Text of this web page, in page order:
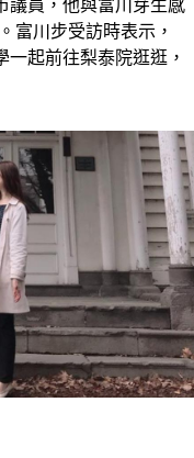
議員，他與富川芽生感
富川步受訪時表示，
起前往梨泰院逛逛，